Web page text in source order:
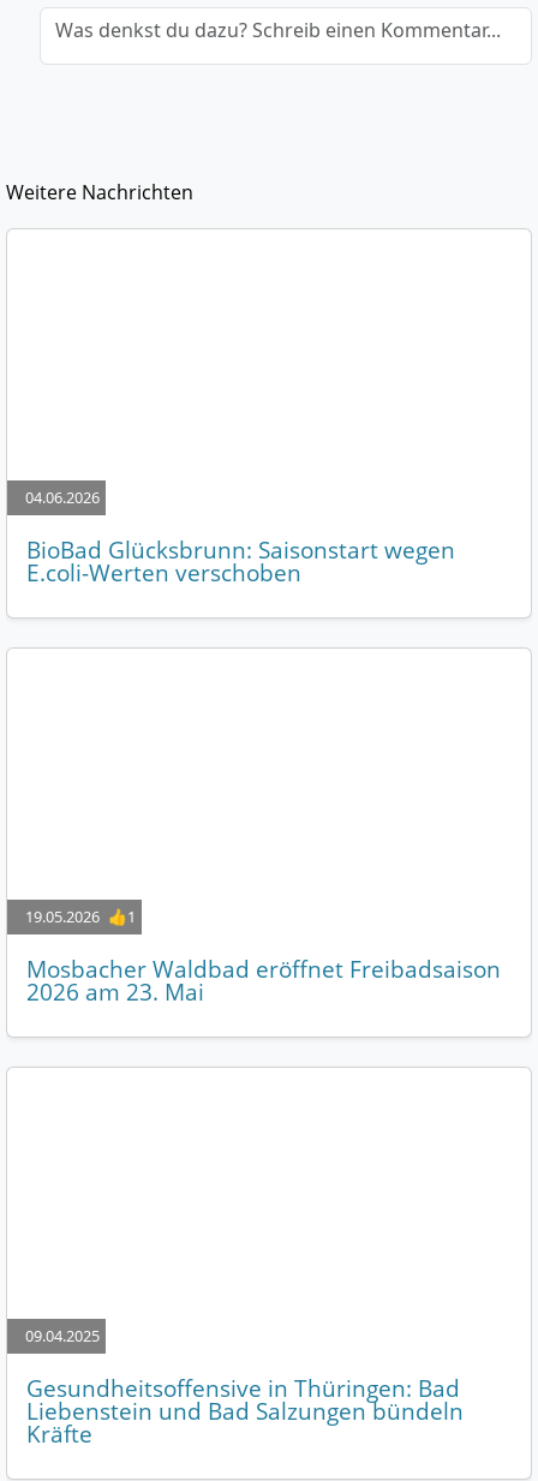
Was denkst du dazu? Schreib einen Kommentar...
Weitere Nachrichten
04.06.2026
BioBad Glücksbrunn: Saisonstart wegen
E.coli-Werten verschoben
19.05.2026 👍1
Mosbacher Waldbad eröffnet Freibadsaison
2026 am 23. Mai
09.04.2025
Gesundheitsoffensive in Thüringen: Bad
Liebenstein und Bad Salzungen bündeln
Kräfte